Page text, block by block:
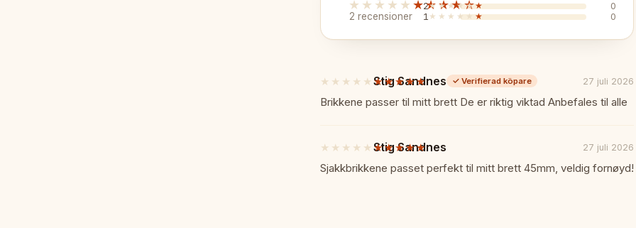
✓ Magnetiska pjäser sitter fast
✓ Träram för stabilitet
✓ Nödvändig
★★★★★ ★★★★★
2 recensioner
2★★★★★★★★★★
0
1 ★★★★★★★★★★ 0
★★★★★ ★★★★★
5
av
Stig Sandnes ✓ Verifierad köpare 27 juli 2026
Brikkene passer til mitt brett De er riktig viktad Anbefales til alle
★★★★★ ★★★★★
5
av
Stig Sandnes 27 juli 2026
Sjakkbrikkene passet perfekt til mitt brett 45mm, veldig fornøyd!